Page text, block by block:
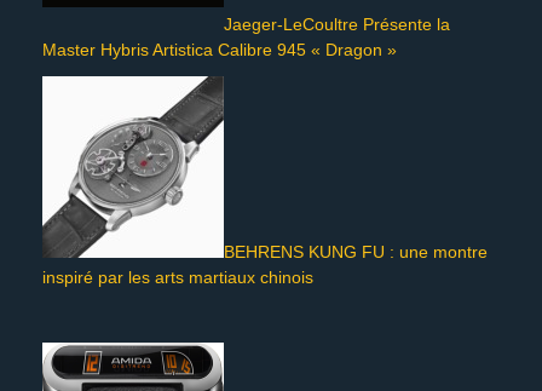
Jaeger-LeCoultre Présente la
Master Hybris Artistica Calibre 945 « Dragon »
BEHRENS KUNG FU : une montre
inspiré par les arts martiaux chinois